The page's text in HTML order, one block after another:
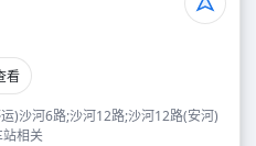
看
)沙河6路;沙河12路;沙河12路(安河)
相关